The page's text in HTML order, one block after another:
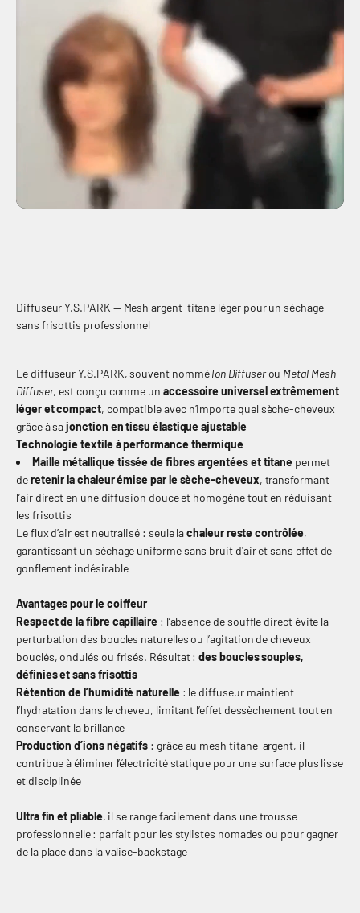
Diffuseur Y.S.PARK — Mesh argent‑titane léger pour un séchage
sans frisottis professionnel
Le diffuseur Y.S.PARK, souvent nomméIon Diffuserou Metal Mesh
Diffuser, est conçu comme un accessoire universel extrêmement
léger et compact, compatible avec n’importe quel sèche-cheveux
grâce à sajonction en tissu élastique ajustable
Technologie textile à performance thermique
Maille métallique tissée de fibres argentées et titane permet
deretenir la chaleur émise par le sèche-cheveux, transformant
l’air direct en une diffusion douce et homogène tout en réduisant
les frisottis
Le flux d’air est neutralisé : seule lachaleur reste contrôlée,
garantissant un séchage uniforme sans bruit d'air et sans effet de
gonflement indésirable
Avantages pour le coiffeur
Respect de la fibre capillaire : l’absence de souffle direct évite la
perturbation des boucles naturelles ou l’agitation de cheveux
bouclés, ondulés ou frisés. Résultat :des boucles souples,
définies et sans frisottis
Rétention de l’humidité naturelle : le diffuseur maintient
l’hydratation dans le cheveu, limitant l’effet dessèchement tout en
conservant la brillance
Production d’ions négatifs : grâce au mesh titane-argent, il
contribue à éliminer l’électricité statique pour une surface plus lisse
et disciplinée
Ultra fin et pliable, il se range facilement dans une trousse
professionnelle : parfait pour les stylistes nomades ou pour gagner
de la place dans la valise-backstage